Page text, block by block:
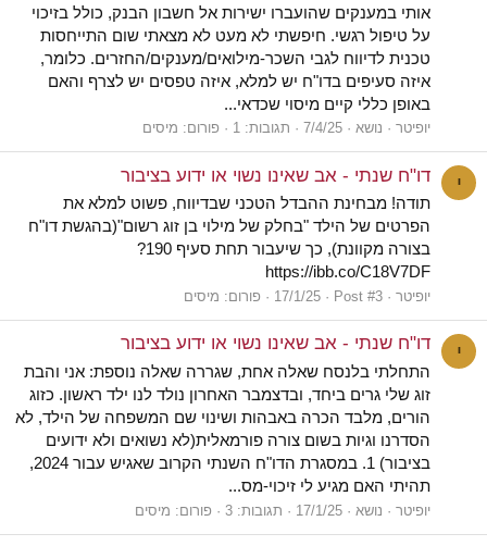
אותי במענקים שהועברו ישירות אל חשבון הבנק, כולל בזיכוי
על טיפול רגשי. חיפשתי לא מעט לא מצאתי שום התייחסות
טכנית לדיווח לגבי השכר-מילואים/מענקים/החזרים. כלומר,
איזה סעיפים בדו"ח יש למלא, איזה טפסים יש לצרף והאם
באופן כללי קיים מיסוי שכדאי...
יופיטר נושא 7/4/25 תגובות: 1 פורום: מיסים
י דו"ח שנתי - אב שאינו נשוי או ידוע בציבור
תודה! מבחינת ההבדל הטכני שבדיווח, פשוט למלא את
הפרטים של הילד "בחלק של מילוי בן זוג רשום"(בהגשת דו"ח
בצורה מקוונת), כך שיעבור תחת סעיף 190?
https://ibb.co/C18V7DF
יופיטר Post #3
17/1/25 פורום: מיסים
י דו"ח שנתי - אב שאינו נשוי או ידוע בציבור
התחלתי בלנסח שאלה אחת, שגררה שאלה נוספת: אני והבת
זוג שלי גרים ביחד, ובדצמבר האחרון נולד לנו ילד ראשון. כזוג
הורים, מלבד הכרה באבהות ושינוי שם המשפחה של הילד, לא
הסדרנו וגיות בשום צורה פורמאלית(לא נשואים ולא ידועים
בציבור) 1. במסגרת הדו"ח השנתי הקרוב שאגיש עבור 2024,
תהיתי האם מגיע לי זיכוי-מס...
יופיטר נושא 17/1/25 תגובות: 3 פורום: מיסים